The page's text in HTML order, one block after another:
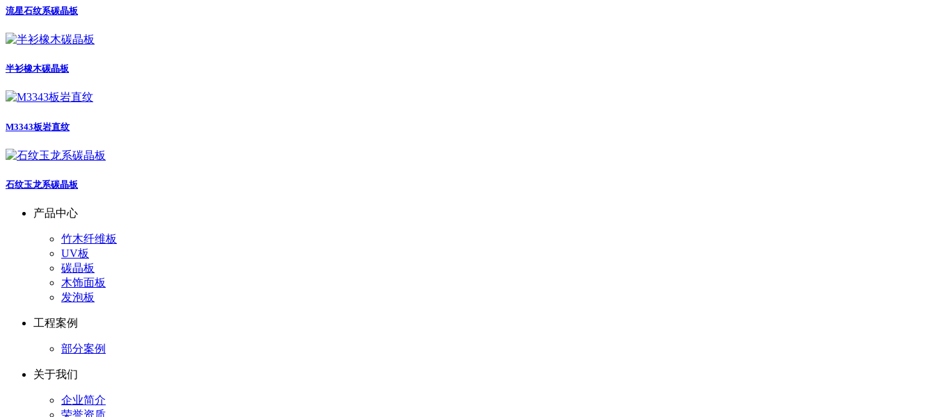
流星石纹系碳晶板
半衫橡木碳晶板
M3343板岩直纹
石纹玉龙系碳晶板
产品中心
竹木纤维板
UV板
碳晶板
木饰面板
发泡板
工程案例
部分案例
关于我们
企业简介
荣誉资质